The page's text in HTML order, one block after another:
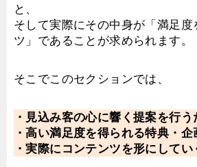
と、
そして実際にその中身が「満足度
ツ」であることが求められます。
そこでこのセクションでは、
・見込み客の心に響く提案を行
・高い満足度を得られる特典・
・実際にコンテンツを形にして